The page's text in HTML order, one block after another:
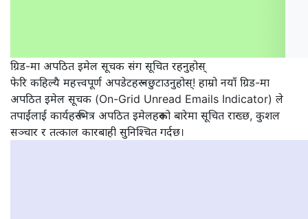
ग्रिड-मा अपठित इमेल सूचक संग सूचित रहनुहोस्
फेरि कहिल्यै महत्त्वपूर्ण अपडेटहरू नछुटाउनुहोस्! हाम्रो नयाँ ग्रिड-मा
अपठित इमेल सूचक (On-Grid Unread Emails Indicator) ले
तपाईंलाई कार्यहरू भित्र अपठित इमेलहरूको बारेमा सूचित राख्छ, कुशल
सञ्चार र तत्काल कारबाही सुनिश्चित गर्दछ।